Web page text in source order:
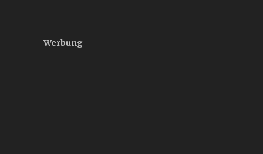
Werbung